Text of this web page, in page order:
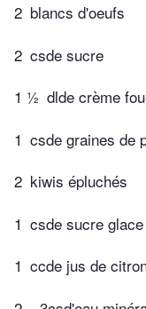
2 blancs d'oeufs
2 csde sucre
1 ½ dlde crème
1 csde graines de
2 kiwis épluchés
1 csde sucre glace
1 ccde jus de